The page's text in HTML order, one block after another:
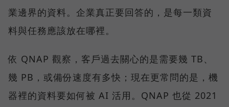
業邊界的資料。企業真正要回答的，是每一類資
料與任務應該放在哪裡。
依 QNAP 觀察，客戶過去關心的是需要幾 TB、
幾 PB，或備份速度有多快；現在更常問的是，機
器裡的資料要如何被 AI 活用。QNAP 也從 2021